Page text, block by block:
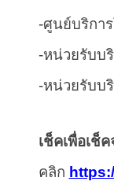
-ศูนย์บริกา
-หน่วยรับบ
-หน่วยรับบ
เช็คเพื่อเช็
คลิก